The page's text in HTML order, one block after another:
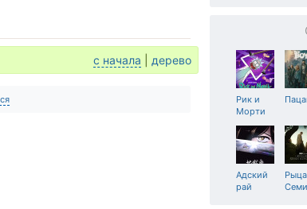
с начала дерево
Рик и
Морти
Адский
рай